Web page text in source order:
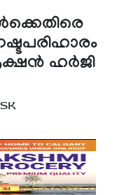
ഹർജി